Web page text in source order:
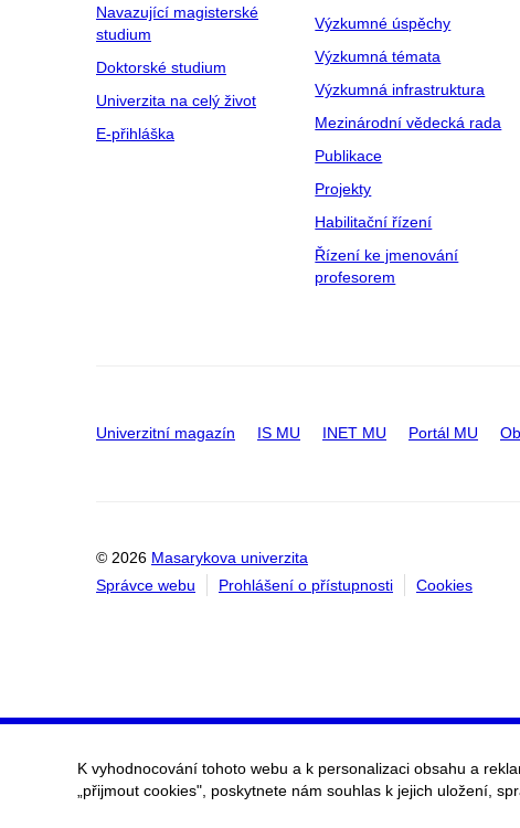
Navazující magisterské
studium
Doktorské studium
Univerzita na celý život
E-přihláška
Výzkumné úspěchy
Výzkumná témata
Výzkumná infrastruktura
Mezinárodní vědecká rada
Publikace
Projekty
Habilitační řízení
Řízení ke jmenování
profesorem
Univerzitní magazín IS MU INET MU Portál MU
© 2026 Masarykova univerzita
Správce webu
Prohlášení o přístupnosti Cookies
K vyhodnocování tohoto webu a k personalizaci obsahu a
„přijmout cookies", poskytnete nám souhlas k jejich uložení,